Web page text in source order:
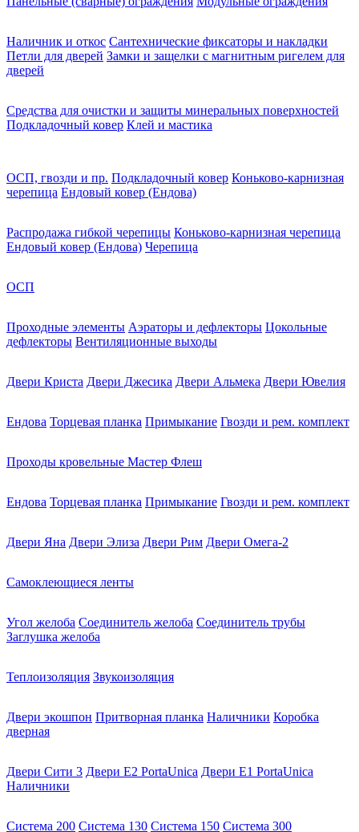
Наличник и откос Сантехнические фиксаторы и накладки
Петли для дверей Замки и защелки с магнитным ригелем для
дверей
Средства для очистки и защиты минеральных поверхностей
Подкладочный ковер Клей и мастика
ОСП, гвозди и пр. Подкладочный ковер Коньково-карнизная
черепица Ендовый ковер (Ендова)
Распродажа гибкой черепицы Коньково-карнизная черепица
Ендовый ковер (Ендова) Черепица
ОСП
Проходные элементы Аэраторы и дефлекторы Цокольные
дефлекторы Вентиляционные выходы
Двери Криста Двери Джесика Двери Альмека Двери Ювелия
Ендова Торцевая планка Примыкание Гвозди и рем. комплект
Проходы кровельные Мастер Флеш
Ендова Торцевая планка Примыкание Гвозди и рем. комплект
Двери Яна Двери Элиза Двери Рим Двери Омега-2
Самоклеющиеся ленты
Угол желоба Соединитель желоба Соединитель трубы
Заглушка желоба
Теплоизоляция Звукоизоляция
Двери экошпон Притворная планка Наличники Коробка
дверная
Двери Сити 3 Двери E2 PortaUnica Двери E1 PortaUnica
Наличники
Система 200 Система 130 Система 150 Система 300